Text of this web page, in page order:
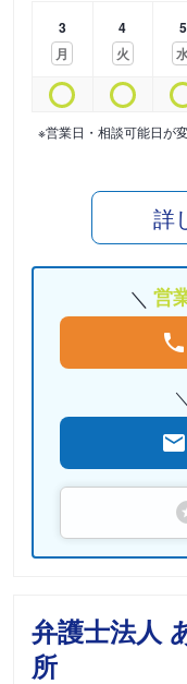
3
月
4
火
5
※営業日・相談可能日が
詳
営
弁護士法人
所